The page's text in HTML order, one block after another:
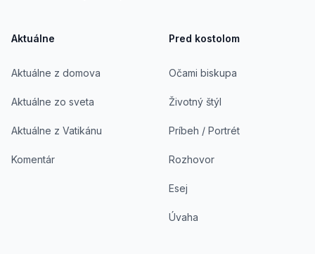
Aktuálne
Aktuálne z domova
Aktuálne zo sveta
Aktuálne z Vatikánu
Komentár
Pred kostolom
Očami biskupa
Životný štýl
Príbeh / Portrét
Rozhovor
Esej
Úvaha